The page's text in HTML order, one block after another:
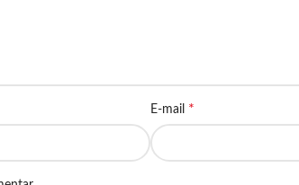
E-mail *